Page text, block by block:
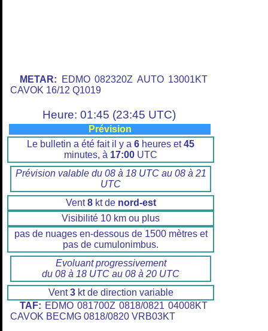
METAR: EDMO 082320Z AUTO 13001KT
CAVOK 16/12 Q1019
Heure: 01:45 (23:45 UTC)
Prévision
Le bulletin a été fait il y a 6 heures et45
minutes, à 17:00 UTC
Prévision valable du 08 à 18 UTC au 08 à 21
UTC
Vent8kt de nord-est
Visibilité 10 km ou plus
pas de nuages en-dessous de 1500 mètres et
pas de cumulonimbus.
Evoluant progressivement
du 08 à 18 UTC au 08 à 20 UTC
Vent3kt de direction variable
TAF: EDMO 081700Z 0818/0821 04008KT
CAVOK BECMG 0818/0820 VRB03KT